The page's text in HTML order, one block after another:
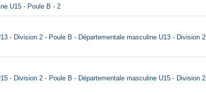
U15 - Poule B - 2
- Division 2 - Poule B - Départementale masculine U13 - Division 2
- Division 2 - Poule B - Départementale masculine U15 - Division 2